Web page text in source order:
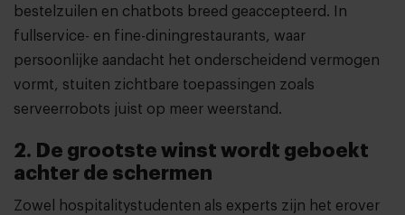
bestelzuilen en chatbots breed geaccepteerd. In
fullservice- en fine-diningrestaurants, waar
persoonlijke aandacht het onderscheidend vermogen
vormt, stuiten zichtbare toepassingen zoals
serveerrobots juist op meer weerstand.
2. De grootste winst wordt geboekt
achter de schermen
Zowel hospitalitystudenten als experts zijn het erover